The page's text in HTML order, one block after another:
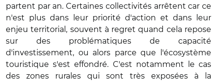
partent par an. Certaines collectivités arrêtent car ce
n'est plus dans leur priorité d'action et dans leur
enjeu territorial, souvent à regret quand cela repose
sur des problématiques de capacité
d'investissement, ou alors parce que l'écosystème
touristique s'est effondré. C'est notamment le cas
des zones rurales qui sont très exposées à la